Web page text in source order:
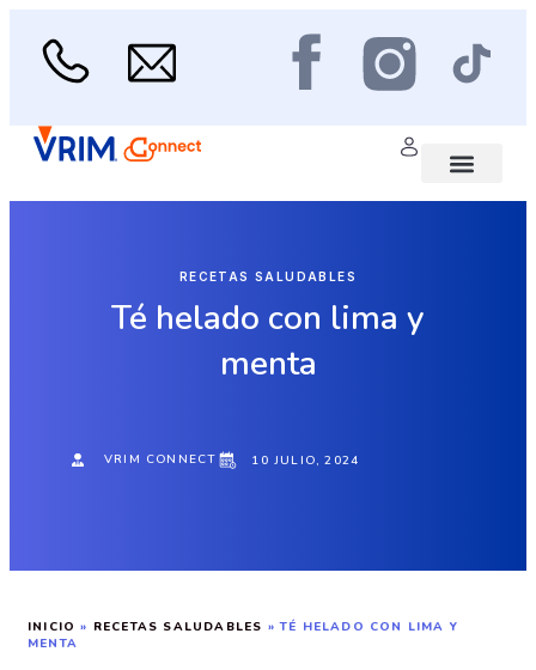
contenido
Menu
RECETAS SALUDABLES
Té helado con lima y
menta
VRIM CONNECT 10 JULIO, 2024
INICIO » RECETAS SALUDABLES »TÉ HELADO CON LIMA Y
MENTA